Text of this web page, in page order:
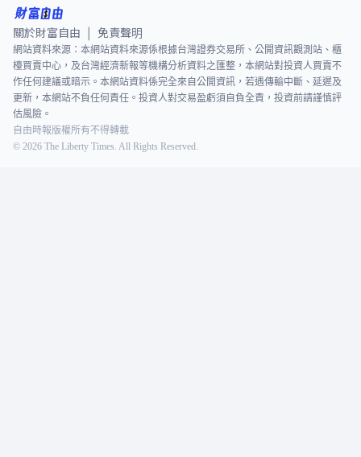
關於財富自由 免責聲明
網站資料來源：本網站資料來源係根據台灣證券交易所、公開資訊觀測站、櫃
檯買賣中心，及台灣經濟新報等機構分析資料之匯整，本網站對投資人買賣不
作任何建議或暗示。本網站資料係完全來自公開資訊，若遇傳輸中斷、延遲及
更新，本網站不負任何責任。投資人對交易盈虧須自負全責，投資前請謹慎評
估風險。
自由時報版權所有不得轉載
© 2026 The Liberty Times. All Rights Reserved.